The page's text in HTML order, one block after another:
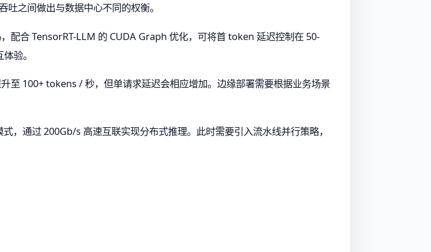
之间做出与数据中心不同的权衡。
配合 TensorRT-LLM 的 CUDA Graph 优化，可将首 token 延迟控制在 50-
验。
至 100+ tokens / 秒，但单请求延迟会相应增加。边缘部署需要根据业务场景
，通过 200Gb/s 高速互联实现分布式推理。此时需要引入流水线并行策略，